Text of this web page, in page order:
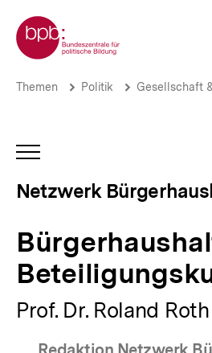
zum
Seiteninhalt
springen
Zur Startseite der bpb
Bürgerhaushalte
Netzwerk
Bürgerhaushalt
bpb.de
Brotkrümelnavigation
Themen Politik Gesellschaft
INHALTSNAVIGATION
Netzwerk
Prof. Dr. Roland